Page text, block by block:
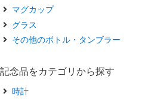
マグカップ
グラス
その他のボトル・タンブラー
記念品をカテゴリから探す
時計